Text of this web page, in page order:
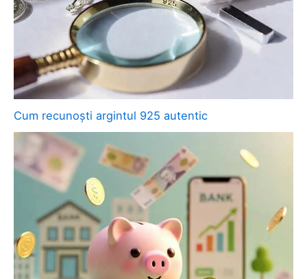
Cum recunoști argintul 925 autentic